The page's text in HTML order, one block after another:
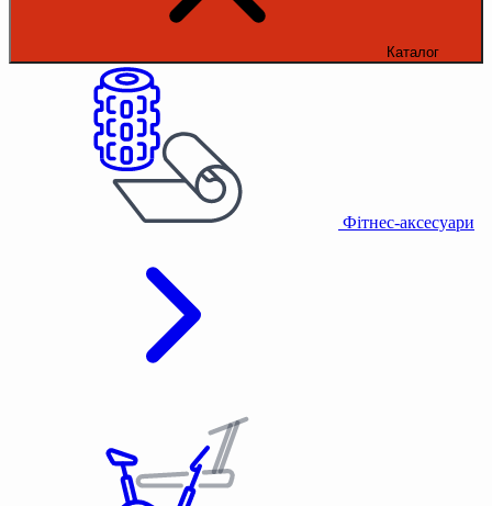
Каталог
Фітнес-аксесуари